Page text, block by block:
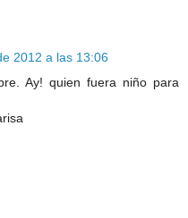
2012 a las 13:06
Ay! quien fuera niño para